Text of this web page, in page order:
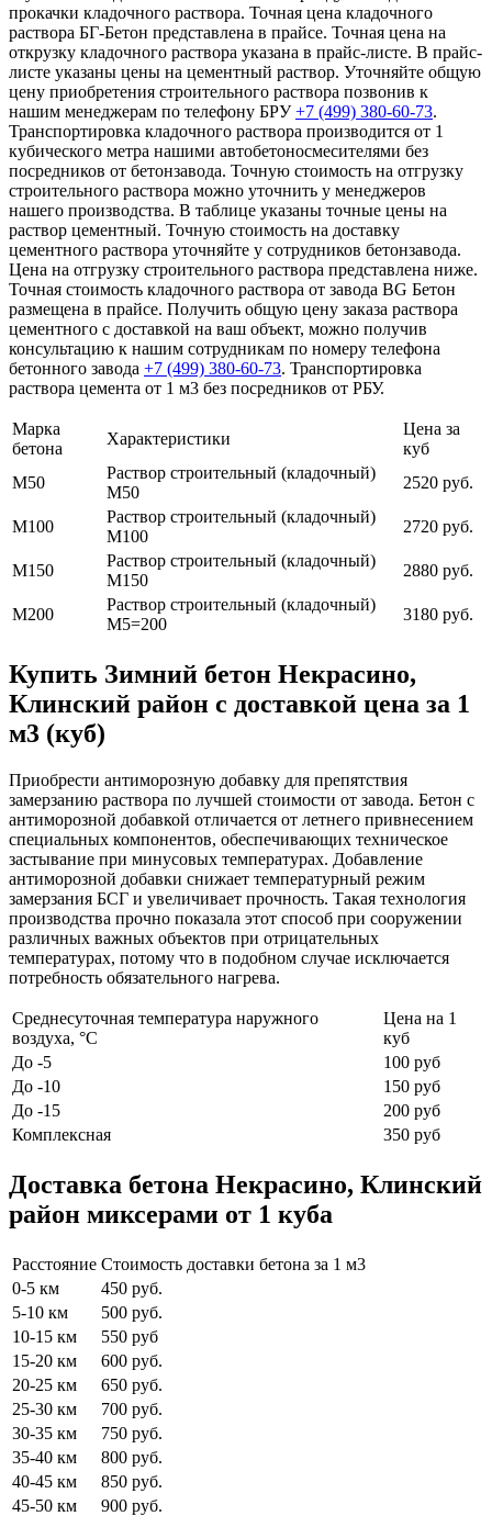
прокачки кладочного раствора. Точная цена кладочного
раствора БГ-Бетон представлена в прайсе. Точная цена на
открузку кладочного раствора указана в прайс-листе. В прайс-
листе указаны цены на цементный раствор. Уточняйте общую
цену приобретения строительного раствора позвонив к
нашим менеджерам по телефону БРУ+7 (499) 380-60-73.
Транспортировка кладочного раствора производится от 1
кубического метра нашими автобетоносмесителями без
посредников от бетонзавода. Точную стоимость на отгрузку
строительного раствора можно уточнить у менеджеров
нашего производства. В таблице указаны точные цены на
раствор цементный. Точную стоимость на доставку
цементного раствора уточняйте у сотрудников бетонзавода.
Цена на отгрузку строительного раствора представлена ниже.
Точная стоимость кладочного раствора от завода BG Бетон
размещена в прайсе. Получить общую цену заказа раствора
цементного с доставкой на ваш объект, можно получив
консультацию к нашим сотрудникам по номеру телефона
бетонного завода +7 (499) 380-60-73. Транспортировка
раствора цемента от 1 м3 без посредников от РБУ.
Марка
бетона
Характеристики
Цена за
куб
М50
Раствор строительный (кладочный)
М50
2520 руб.
М100
Раствор строительный (кладочный)
М100
2720 руб.
М150
Раствор строительный (кладочный)
М150
2880 руб.
М200
Раствор строительный (кладочный)
М5=200
3180 руб.
Купить Зимний бетон Некрасино,
Клинский район с доставкой цена за 1
м3 (куб)
Приобрести антиморозную добавку для препятствия
замерзанию раствора по лучшей стоимости от завода. Бетон с
антиморозной добавкой отличается от летнего привнесением
специальных компонентов, обеспечивающих техническое
застывание при минусовых температурах. Добавление
антиморозной добавки снижает температурный режим
замерзания БСГ и увеличивает прочность. Такая технология
производства прочно показала этот способ при сооружении
различных важных объектов при отрицательных
температурах, потому что в подобном случае исключается
потребность обязательного нагрева.
Среднесуточная температура наружного
воздуха, °C
Цена на 1
куб
До -5
100 руб
До -10
150 руб
До -15
200 руб
Комплексная
350 руб
Доставка бетона Некрасино, Клинский
район миксерами от 1 куба
Расстояние Стоимость доставки бетона за 1 м3
0-5 км
450 руб.
5-10 км
500 руб.
10-15 км
550 руб
15-20 км
600 руб.
20-25 км
650 руб.
25-30 км
700 руб.
30-35 км
750 руб.
35-40 км
800 руб.
40-45 км
850 руб.
45-50 км
900 руб.